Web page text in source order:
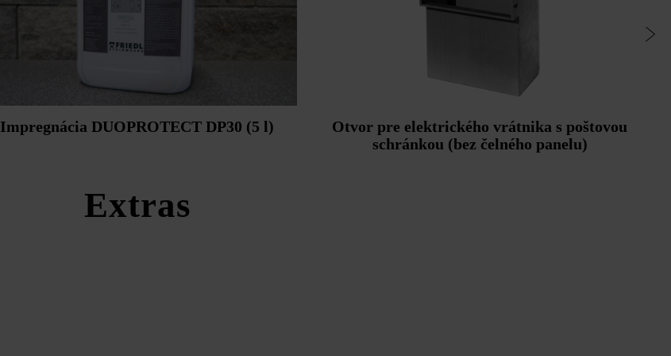
Impregnácia DUOPROTECT DP30 (5 l)
Otvor pre elektrického vrátnika s poštovou
schránkou (bez čelného panelu)
Extras